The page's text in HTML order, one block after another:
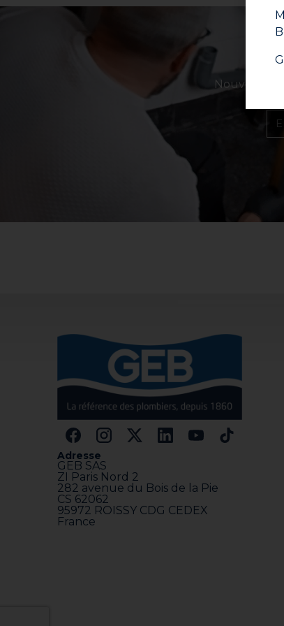
Nouveaux
Adresse
GEB SAS
ZI Paris Nord 2
282 avenue du Bois de la Pie
CS 62062
95972 ROISSY CDG CEDEX
France